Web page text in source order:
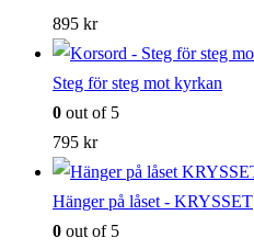
895 kr
Steg för steg mot kyrkan
0 out of 5
795 kr
Hänger på låset - KRYSSET
0 out of 5